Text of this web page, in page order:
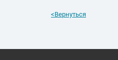
<Вернуться